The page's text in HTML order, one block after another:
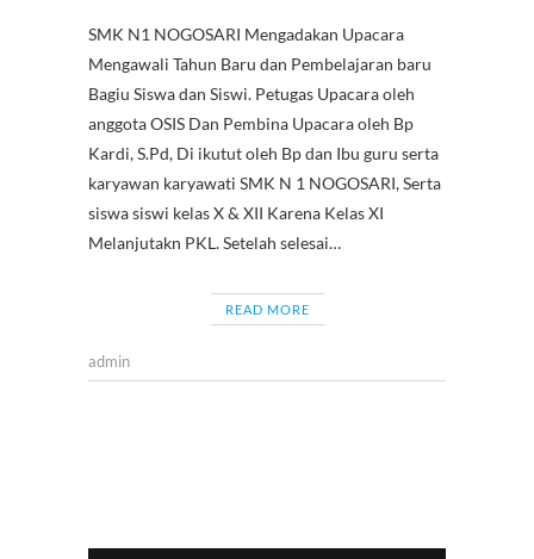
e
b
o
o
k
itt
er
at
s
A
p
p
er
es
t
e e
gr
a
m
C
SMK N1 NOGOSARI Mengadakan Upacara
Mengawali Tahun Baru dan Pembelajaran baru
Bagiu Siswa dan Siswi. Petugas Upacara oleh
anggota OSIS Dan Pembina Upacara oleh Bp
Kardi, S.Pd, Di ikutut oleh Bp dan Ibu guru serta
karyawan karyawati SMK N 1 NOGOSARI, Serta
siswa siswi kelas X & XII Karena Kelas XI
Melanjutakn PKL. Setelah selesai…
READ MORE
admin